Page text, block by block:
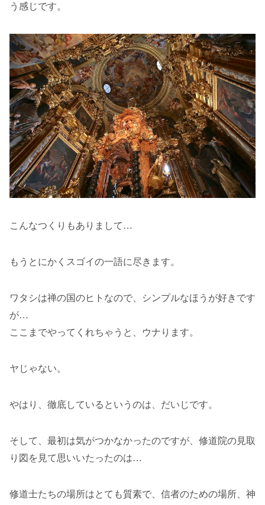
う感じです。
こんなつくりもありまして…
もうとにかくスゴイの一語に尽きます。
ワタシは禅の国のヒトなので、シンプルなほうが好きです
が…
ここまでやってくれちゃうと、ウナります。
ヤじゃない。
やはり、徹底しているというのは、だいじです。
そして、最初は気がつかなかったのですが、修道院の見取
り図を見て思いいたったのは…
修道士たちの場所はとても質素で、信者のための場所、神